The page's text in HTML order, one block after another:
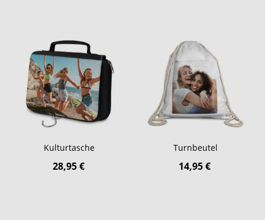
Kulturtasche
28,95 €
Turnbeutel
14,95 €